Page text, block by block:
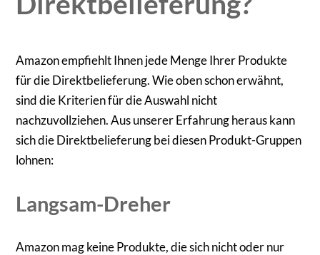
Amazon empfiehlt Ihnen jede Menge Ihrer Produkte
für die Direktbelieferung. Wie oben schon erwähnt,
sind die Kriterien für die Auswahl nicht
nachzuvollziehen. Aus unserer Erfahrung heraus kann
sich die Direktbelieferung bei diesen Produkt-Gruppen
lohnen:
Langsam-Dreher
Amazon mag keine Produkte, die sich nicht oder nur